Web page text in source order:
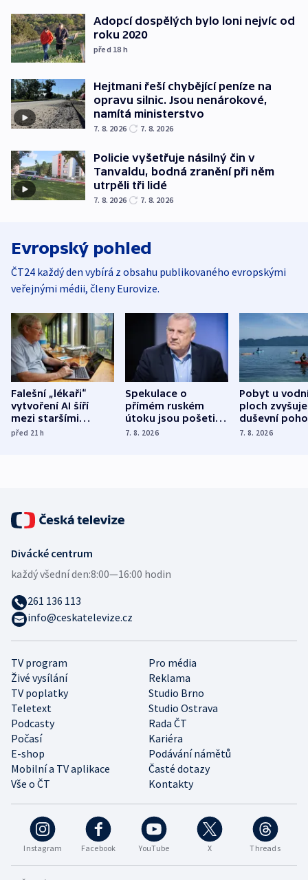
Adopcí dospělých bylo loni nejvíc od
roku 2020
před 18 h
Hejtmani řeší chybějící peníze na
opravu silnic. Jsou nenárokové,
namítá ministerstvo
7. 8. 2026 7. 8. 2026
Policie vyšetřuje násilný čin v
Tanvaldu, bodná zranění při něm
utrpěli tři lidé
7. 8. 2026 7. 8. 2026
Evropský pohled
ČT24 každý den vybírá z obsahu publikovaného evropskými
veřejnými médii, členy Eurovize.
Falešní „lékaři“
vytvoření AI šíří
mezi staršími
Poláky nebezpečné
před 21h
Spekulace o
přímém ruském
útoku jsou pošetilé,
míní estonský
7. 8. 2026
Pobyt u
ploch zvyšuje
duševní
ukázala
7. 8. 2026
Instagram Facebook YouTube X Threads
TV program
Pro média
Živé vysílání
Reklama
TV poplatky
Studio Brno
Teletext
Studio Ostrava
Podcasty
Rada ČT
Počasí
Kariéra
E-shop
Podávání námětů
Mobilní a TV aplikace
Časté dotazy
Vše o ČT
Kontakty
Divácké centrum
každý všední den:8:00—16:00 hodin
261 136 113
info@ceskatelevize.cz